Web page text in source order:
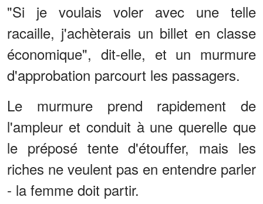
"Si je voulais voler avec une telle
racaille, j'achèterais un billet en classe
économique", dit-elle, et un murmure
d'approbation parcourt les passagers.
Le murmure prend rapidement de
l'ampleur et conduit à une querelle que
le préposé tente d'étouffer, mais les
riches ne veulent pas en entendre parler
- la femme doit partir.